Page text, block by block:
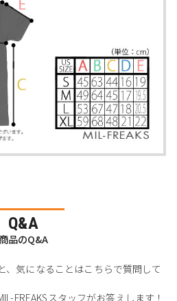
Q&A
商品のQ&A
、気になることはこちらで質問して
FREAKSスタッフがお答えします！